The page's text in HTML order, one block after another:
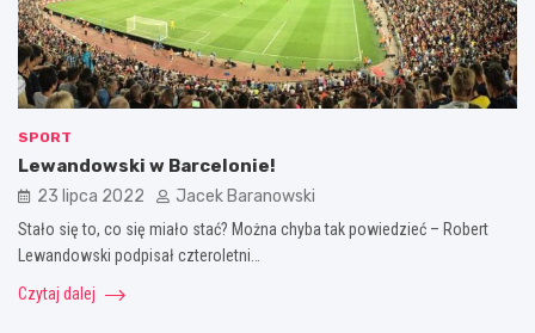
SPORT
Lewandowski w Barcelonie!
23 lipca 2022 Jacek Baranowski
Stało się to, co się miało stać? Można chyba tak powiedzieć – Robert
Lewandowski podpisał czteroletni…
Czytaj dalej